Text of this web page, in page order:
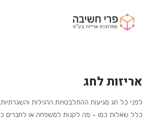
אריזות לחג
לפני כל חג מגיעות ההתלבטויות הרגילות
כלל שאלות כמו – מה לקנות למשפחה או לחברים